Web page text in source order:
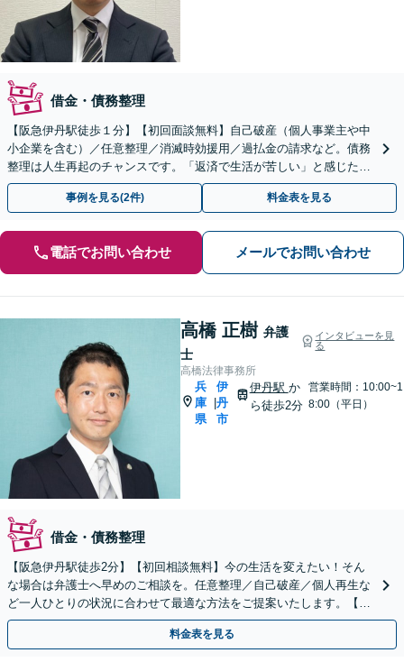
借金・債務整理
【阪急伊丹駅徒歩１分】【初回面談無料】自己破産（個人事業主や中
小企業を含む）／任意整理／消滅時効援用／過払金の請求など。債務
整理は人生再起のチャンスです。「返済で生活が苦しい」と感じた
ら、早めにお気軽にご相談ください【法テラス利用可】
事例を見る(2件) 料金表を見る
電話でお問い合わせ メールでお問い合わせ
高橋 正樹 弁護
士
インタビューを見
る
高橋法律事務所
兵
庫
県
伊
丹
市
伊丹駅 か
ら徒歩2分
営業時間：10:00~1
8:00（平日）
借金・債務整理
【阪急伊丹駅徒歩2分】【初回相談無料】今の生活を変えたい！そん
な場合は弁護士へ早めのご相談を。任意整理／自己破産／個人再生な
ど一人ひとりの状況に合わせて最適な方法をご提案いたします。【夜
間休日対応可】【オンライン面談可】
料金表を見る